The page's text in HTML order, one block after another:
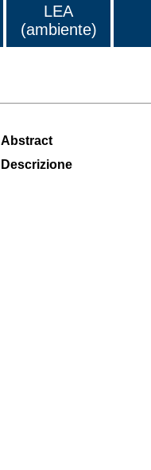
LEA
(ambiente)
Abstract
Descrizione